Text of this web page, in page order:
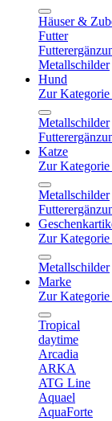
Häuser &
Futter
Metallschilder
Hund
Zur
Metallschilder
Katze
Zur
Metallschilder
Zur
Metallschilder
Marke
Zur
Tropical
daytime
Arcadia
ARKA
ATG Line
Aquael
AquaForte